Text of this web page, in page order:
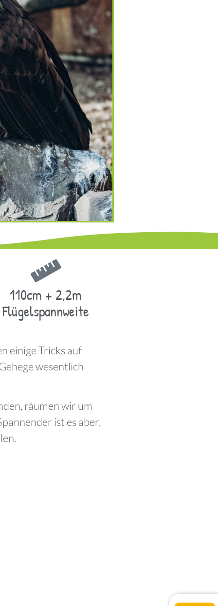
110cm + 2,2m
Flügelspannweite
einige Tricks auf
wesentlich
räumen wir um
ist es aber,